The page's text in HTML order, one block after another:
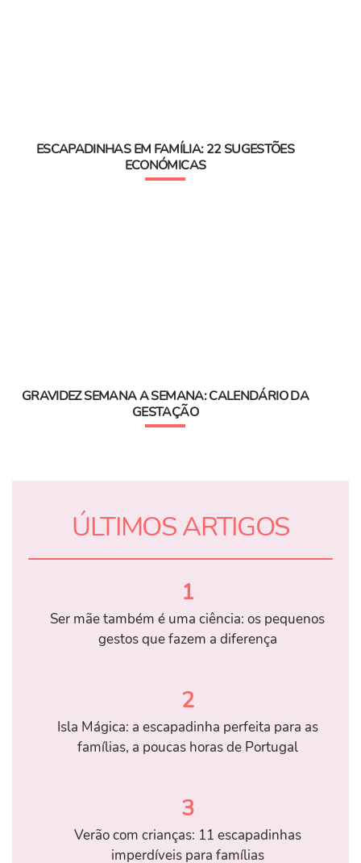
ESCAPADINHAS EM FAMÍLIA: 22 SUGESTÕES
ECONÓMICAS
GRAVIDEZ SEMANA A SEMANA: CALENDÁRIO DA
GESTAÇÃO
ÚLTIMOS ARTIGOS
1
Ser mãe também é uma ciência: os pequenos
gestos que fazem a diferença
2
Isla Mágica: a escapadinha perfeita para as
famílias, a poucas horas de Portugal
3
Verão com crianças: 11 escapadinhas
imperdíveis para famílias